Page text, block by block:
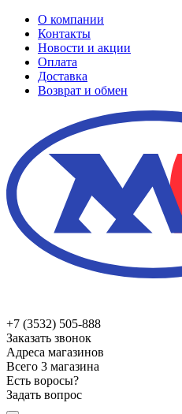
О компании
Контакты
Новости и акции
Оплата
Доставка
Возврат и обмен
+7 (3532) 505-888
Заказать звонок
Адреса магазинов
Всего 3 магазина
Есть воросы?
Задать вопрос